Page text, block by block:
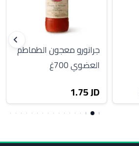
جرانورو معجون الطماطم
العضوي 700غ
1.75 JD